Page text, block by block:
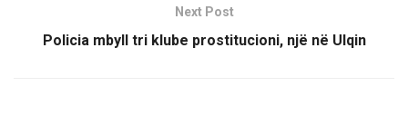
Next Post
Policia mbyll tri klube prostitucioni, një në Ulqin